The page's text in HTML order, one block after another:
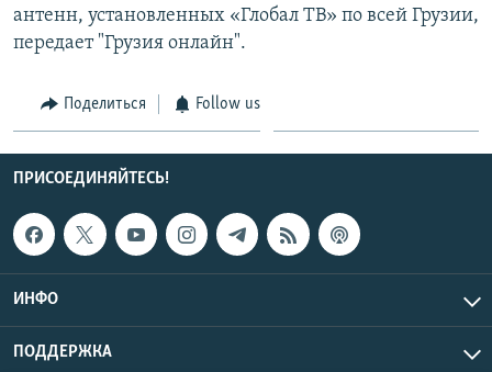
антенн, установленных «Глобал ТВ» по всей Грузии,
передает "Грузия онлайн".
Поделиться Follow us
ПРИСОЕДИНЯЙТЕСЬ!
ИНФО
ПОДДЕРЖКА